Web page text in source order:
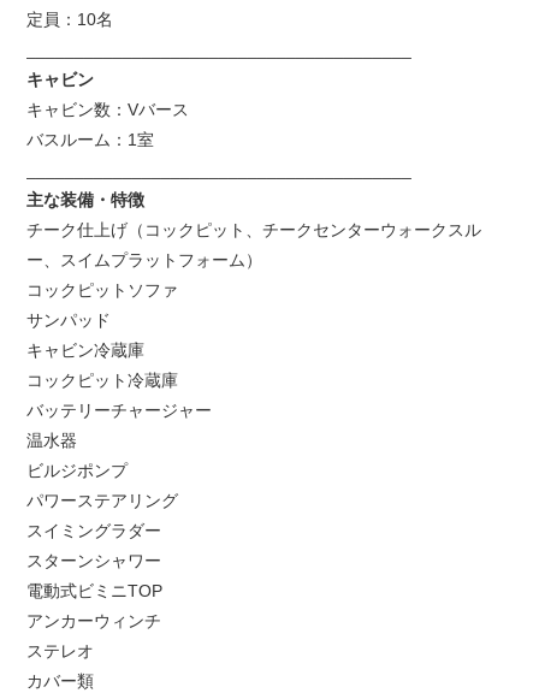
定員：10名
キャビン
キャビン数：Vバース
バスルーム：1室
主な装備・特徴
チーク仕上げ（コックピット、チークセンターウォークスル
ー、スイムプラットフォーム）
コックピットソファ
サンパッド
キャビン冷蔵庫
コックピット冷蔵庫
バッテリーチャージャー
温水器
ビルジポンプ
パワーステアリング
スイミングラダー
スターンシャワー
電動式ビミニTOP
アンカーウィンチ
ステレオ
カバー類